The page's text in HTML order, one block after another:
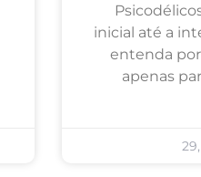
inicial até a
entenda
apenas